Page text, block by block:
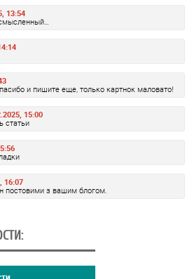
13:54
и пишите еще, только картнок маловато!
15:00
статьи
16:07
постовими з вашим блогом.